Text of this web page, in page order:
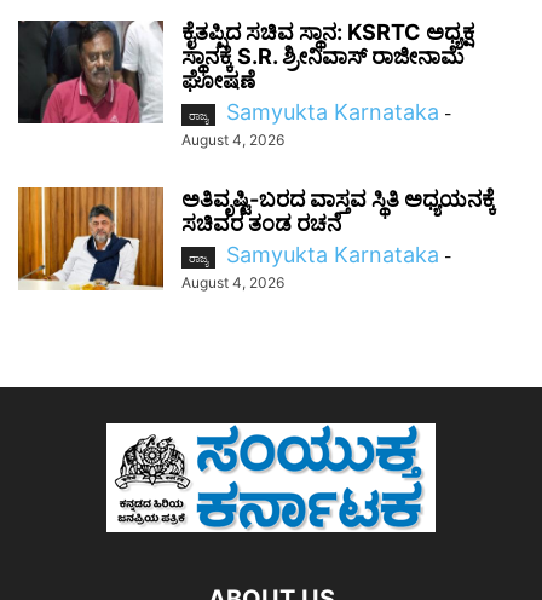
ಕೈತಪ್ಪಿದ ಸಚಿವ ಸ್ಥಾನ: KSRTC ಅಧ್ಯಕ್ಷ
ಸ್ಥಾನಕ್ಕೆ S.R. ಶ್ರೀನಿವಾಸ್ ರಾಜೀನಾಮೆ
ಘೋಷಣೆ
ರಾಜ್ಯ Samyukta Karnataka -
August 4, 2026
ಅತಿವೃಷ್ಟಿ-ಬರದ ವಾಸ್ತವ ಸ್ಥಿತಿ ಅಧ್ಯಯನಕ್ಕೆ
ಸಚಿವರ ತಂಡ ರಚನೆ
ರಾಜ್ಯ Samyukta Karnataka -
August 4, 2026